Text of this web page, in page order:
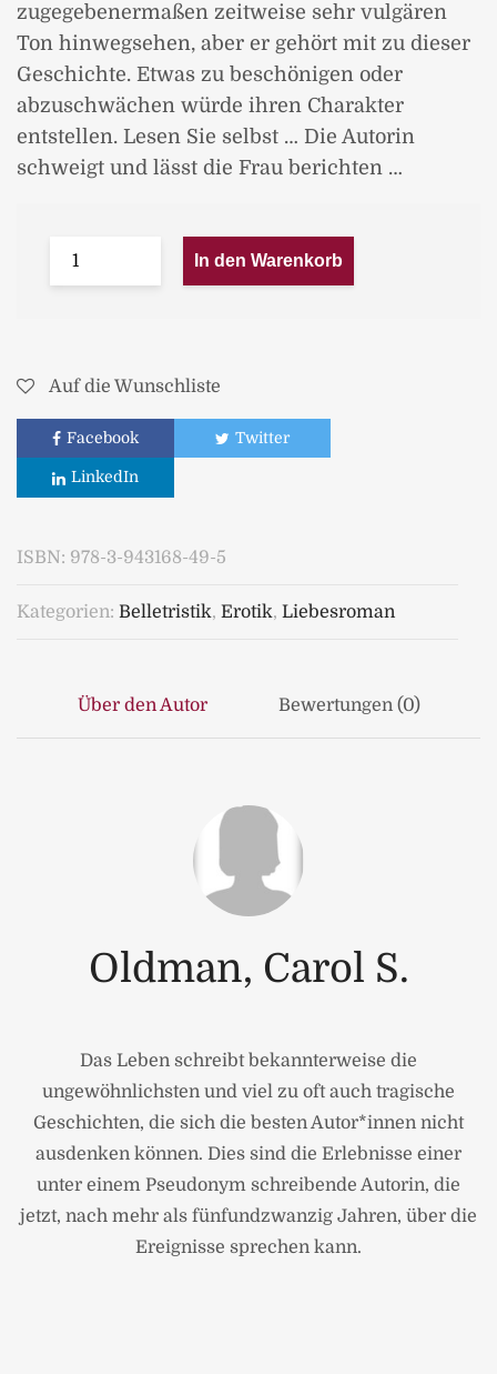
zugegebenermaßen zeitweise sehr vulgären
Ton hinwegsehen, aber er gehört mit zu dieser
Geschichte. Etwas zu beschönigen oder
abzuschwächen würde ihren Charakter
entstellen. Lesen Sie selbst … Die Autorin
schweigt und lässt die Frau berichten …
In den Warenkorb
Auf die Wunschliste
Facebook Twitter
LinkedIn
ISBN: 978-3-943168-49-5
Kategorien: Belletristik, Erotik, Liebesroman
Über den Autor Bewertungen (0)
Oldman, Carol S.
Das Leben schreibt bekannterweise die
ungewöhnlichsten und viel zu oft auch tragische
Geschichten, die sich die besten Autor*innen nicht
ausdenken können. Dies sind die Erlebnisse einer
unter einem Pseudonym schreibende Autorin, die
jetzt, nach mehr als fünfundzwanzig Jahren, über die
Ereignisse sprechen kann.